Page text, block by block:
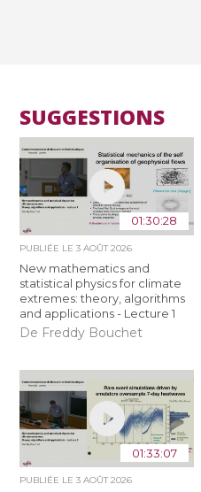
SUGGESTIONS
01:30:28
PUBLIÉE LE3 AOÛT 2026
New mathematics and
statistical physics for climate
extremes: theory, algorithms
and applications - Lecture 1
De Freddy Bouchet
01:33:07
PUBLIÉE LE3 AOÛT 2026